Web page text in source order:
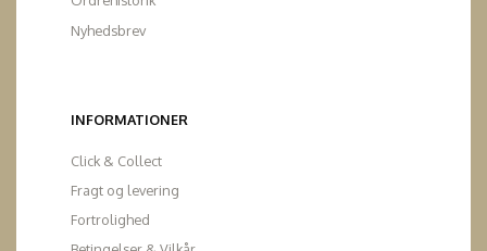
Nyhedsbrev
INFORMATIONER
Click & Collect
Fragt og levering
Fortrolighed